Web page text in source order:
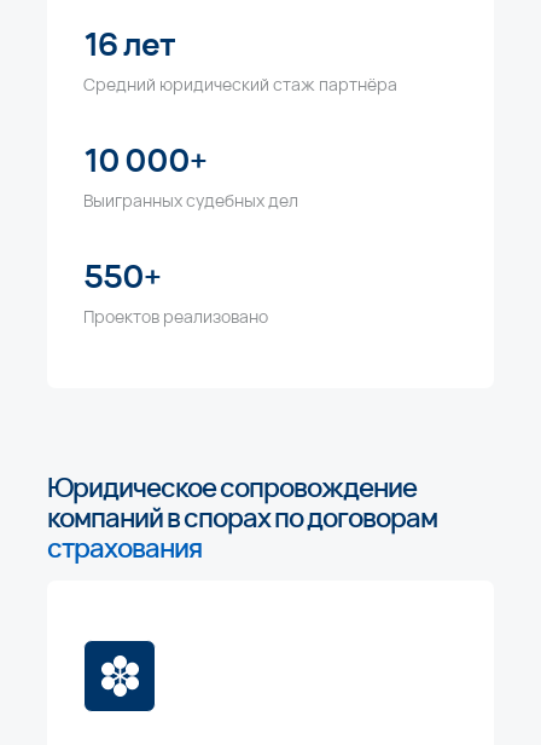
Выигранных судебных дел
10 000+
16 лет
Средний юридический стаж партнёра
Проектов реализовано
550+
Юридическое сопровождение
компаний в спорах по договорам
страхования